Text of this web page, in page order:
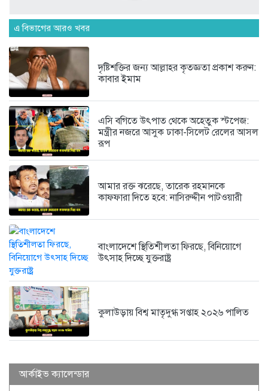
চুনারুঘাটে বন্যায় ক্ষতিগ্রস্ত কৃষকদের মাঝে...
কুলাউড়ায় আমতৈলে মাহফিল বাস্তবায়ন
কমিটির...
৬ দিন আগে
অবশেষে ভারতের শিক্ষামন্ত্রী ধর্মেন্দ্র প্রধানের...
২ সপ্তাহ আগে
এ বিভাগের আরও খবর
দৃষ্টিশক্তির জন্য আল্লাহর কৃতজ্ঞতা প্রকাশ করুন:
কাবার ইমাম
এসি বগিতে উৎপাত থেকে অহেতুক স্টপেজ:
মন্ত্রীর নজরে আসুক ঢাকা-সিলেট রেলের আসল
রূপ
আমার রক্ত ঝরেছে, তারেক রহমানকে
কাফফারা দিতে হবে: নাসিরুদ্দীন পাটওয়ারী
বাংলাদেশে স্থিতিশীলতা ফিরছে, বিনিয়োগে
উৎসাহ দিচ্ছে যুক্তরাষ্ট্র
কুলাউড়ায় বিশ্ব মাতৃদুগ্ধ সপ্তাহ ২০২৬ পালিত
আর্কাইভ ক্যালেন্ডার